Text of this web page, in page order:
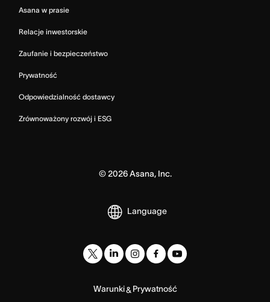
Asana w prasie
Relacje inwestorskie
Zaufanie i bezpieczeństwo
Prywatność
Odpowiedzialność dostawcy
Zrównoważony rozwój i ESG
© 2026Asana, Inc.
Language
Warunki& Prywatność